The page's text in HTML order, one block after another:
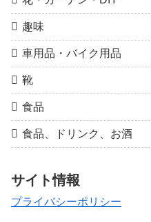
趣味
車用品・バイク用品
靴
食品
食品、ドリンク、お酒
サイト情報
プライバシーポリシー